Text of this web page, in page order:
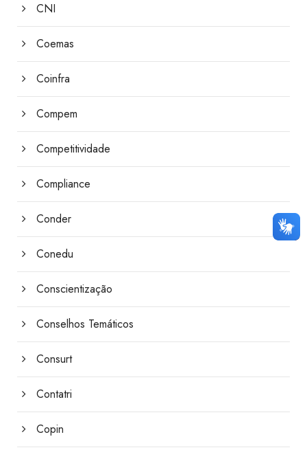
CNI
Coemas
Coinfra
Compem
Competitividade
Compliance
Conder
Conedu
Conscientização
Conselhos Temáticos
Consurt
Contatri
Copin